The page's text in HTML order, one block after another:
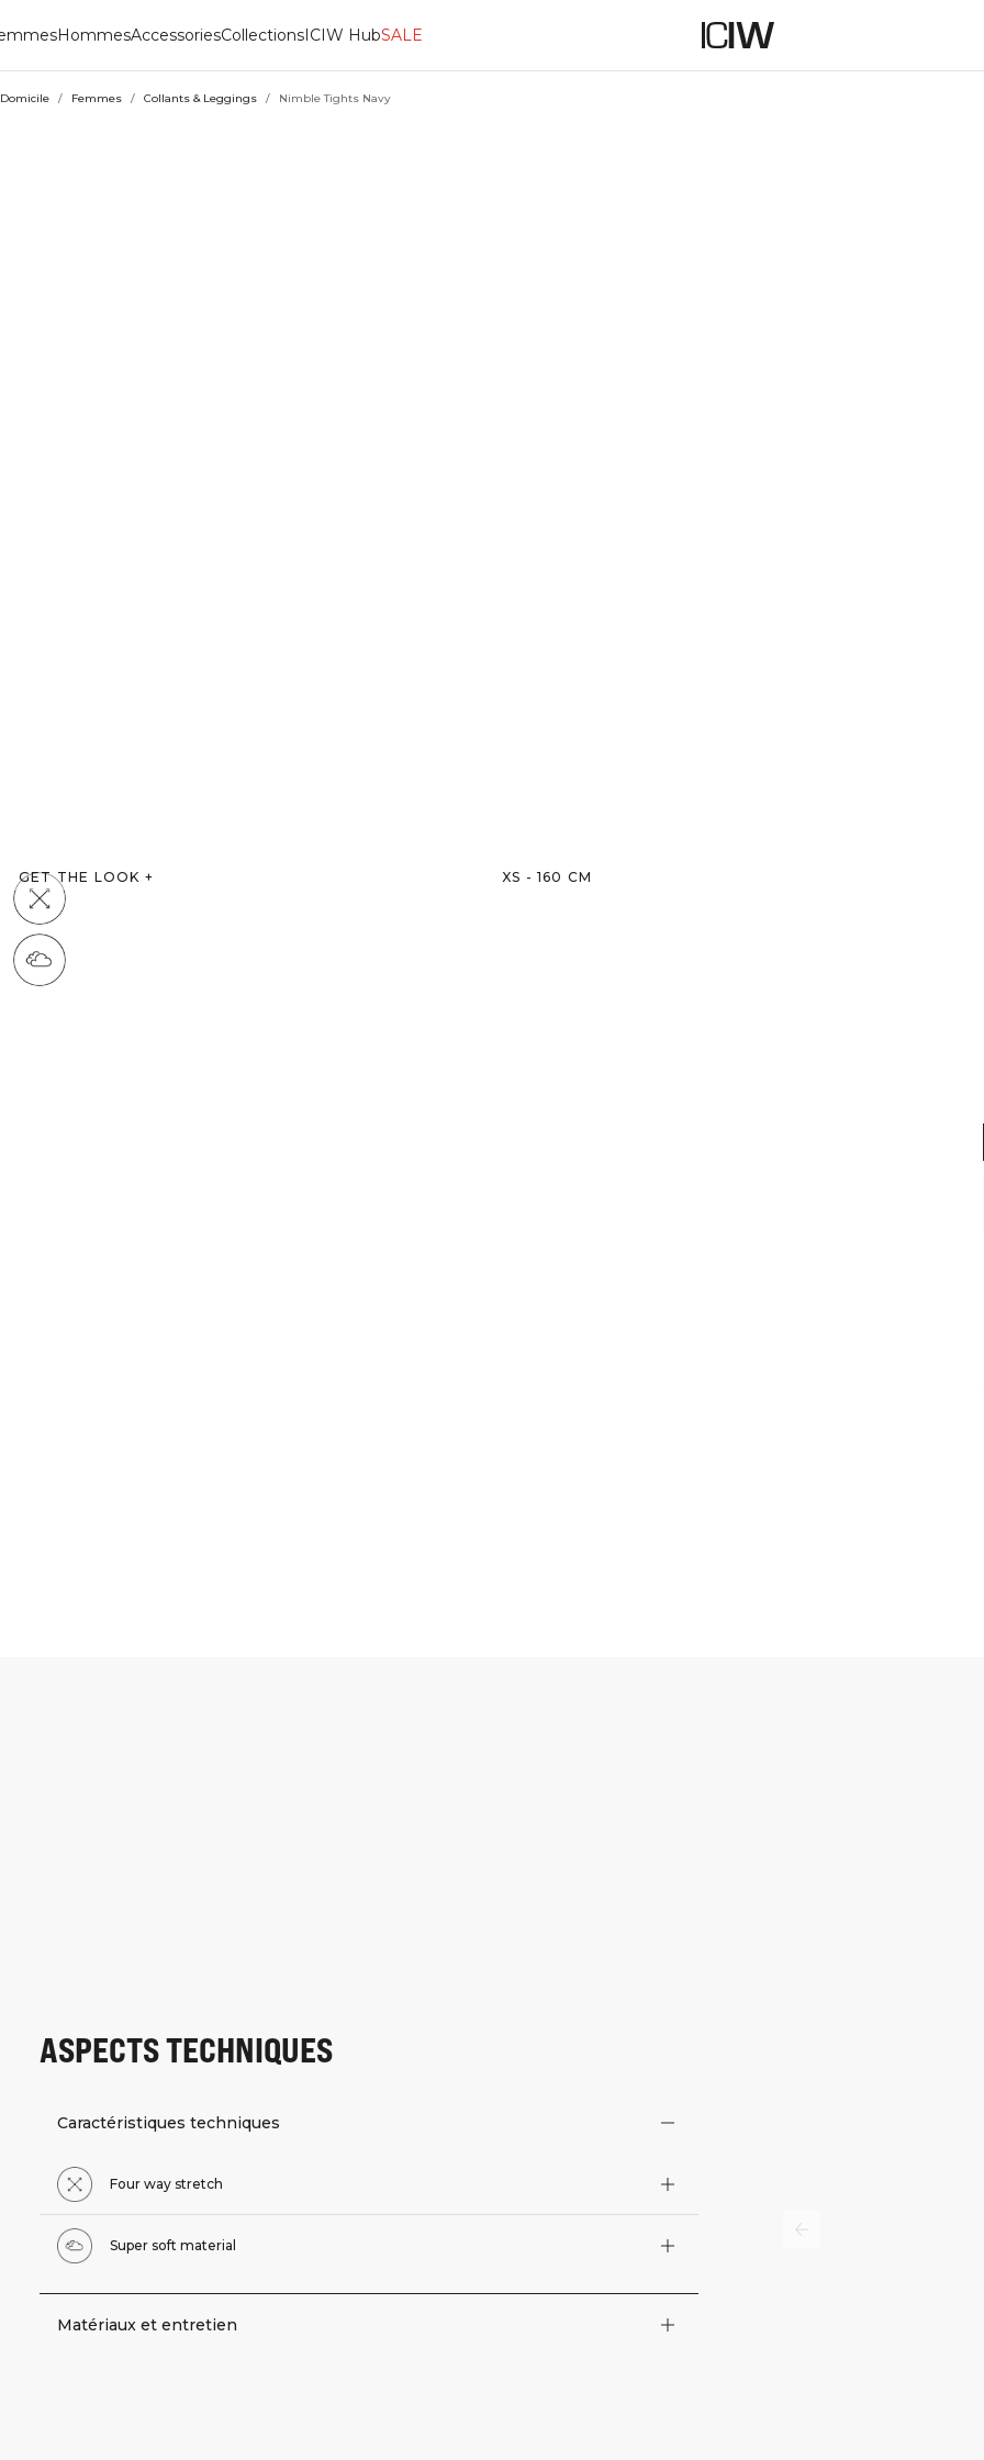
HommesAccessoriesCollectionsICIW HubSALE
Domicile / Femmes / Collants & Leggings / Nimble Tights Navy
GET THE LOOK + XS - 160 CM
ASPECTS TECHNIQUES
Caractéristiques techniques
Four way stretch
Super soft material
Matériaux et entretien